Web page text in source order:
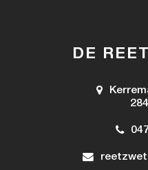
DE